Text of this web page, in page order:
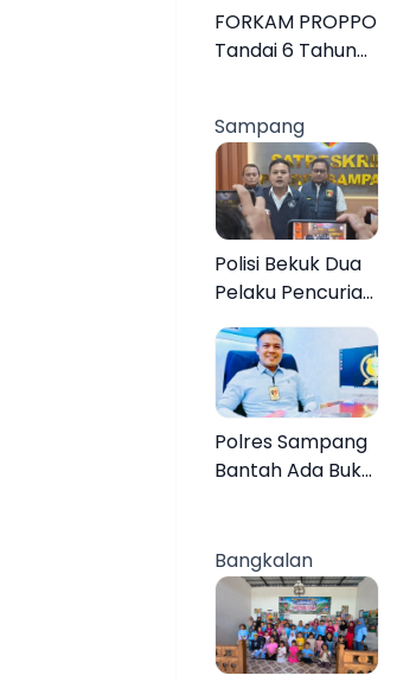
FORKAM PROPPO
Tandai 6 Tahun
Peluncuran Mars,
Hymne, dan Buku
Organisasi
Sampang
Polisi Bekuk Dua
Pelaku Pencurian
Motor di
Bajrasokah
Sampang
Polres Sampang
Bantah Ada Bukti
Anak 27
Tersangka
Bangkalan